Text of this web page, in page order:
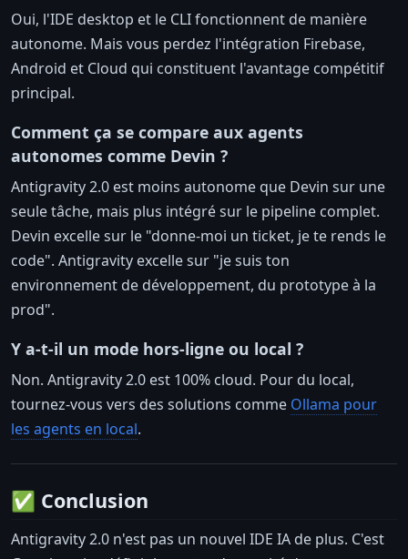
Oui, l'IDE desktop et le CLI fonctionnent de manière
autonome. Mais vous perdez l'intégration Firebase,
Android et Cloud qui constituent l'avantage compétitif
principal.
Comment ça se compare aux agents
autonomes comme Devin ?
Antigravity 2.0 est moins autonome que Devin sur une
seule tâche, mais plus intégré sur le pipeline complet.
Devin excelle sur le "donne-moi un ticket, je te rends le
code". Antigravity excelle sur "je suis ton
environnement de développement, du prototype à la
prod".
Y a-t-il un mode hors-ligne ou local ?
Non. Antigravity 2.0 est 100% cloud. Pour du local,
tournez-vous vers des solutions comme Ollama pour
les agents en local.
✅ Conclusion
Antigravity 2.0 n'est pas un nouvel IDE IA de plus. C'est